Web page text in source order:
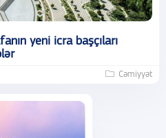
yeni icra başçıları
Cəmiyyət